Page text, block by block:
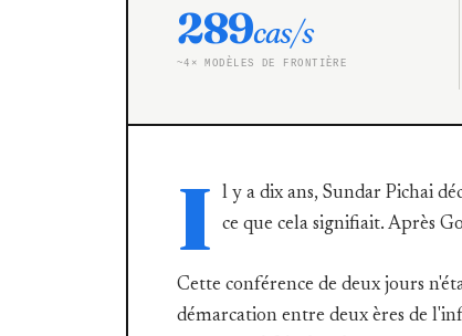
289cas/s
~4× MODÈLES DE FRONTIÈRE
I
l y a dix ans, Sundar Pichai
ce que cela signifiait. Après
Cette conférence de deux jours
démarcation entre deux ères de